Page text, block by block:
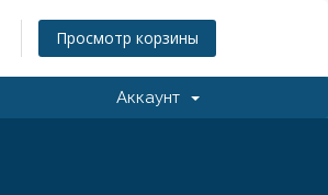
Просмотр корзины
Аккаунт